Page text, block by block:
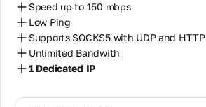
Speed up to 150 mbps
Low Ping
Supports SOCKS5 with UDP and HTTP
Unlimited Bandwith
1 Dedicated IP